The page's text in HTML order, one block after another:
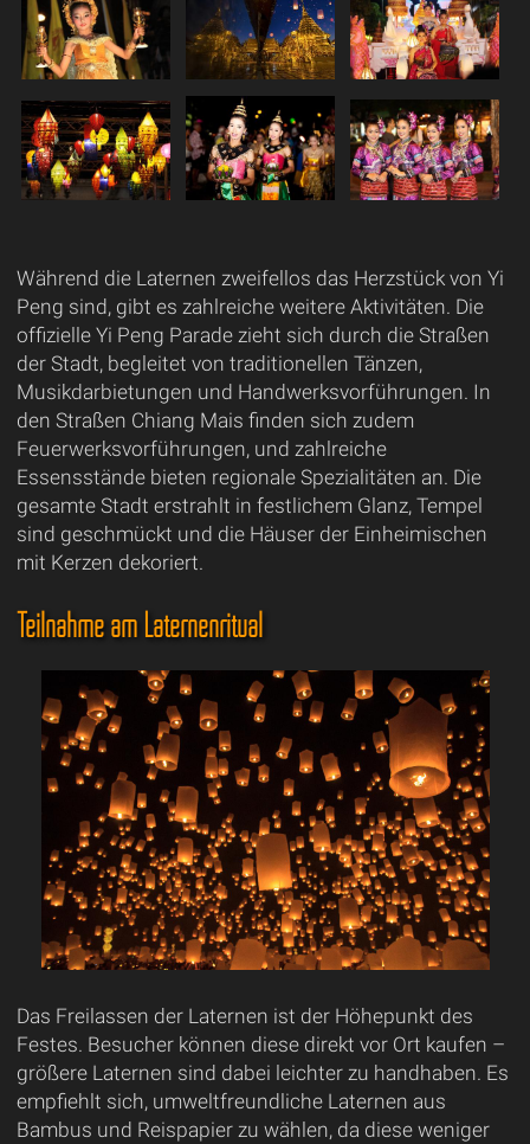
Während die Laternen zweifellos das Herzstück von Yi
Peng sind, gibt es zahlreiche weitere Aktivitäten. Die
offizielle Yi Peng Parade zieht sich durch die Straßen
der Stadt, begleitet von traditionellen Tänzen,
Musikdarbietungen und Handwerksvorführungen. In
den Straßen Chiang Mais finden sich zudem
Feuerwerksvorführungen, und zahlreiche
Essensstände bieten regionale Spezialitäten an. Die
gesamte Stadt erstrahlt in festlichem Glanz, Tempel
sind geschmückt und die Häuser der Einheimischen
mit Kerzen dekoriert.
Teilnahme am Laternenritual
Das Freilassen der Laternen ist der Höhepunkt des
Festes. Besucher können diese direkt vor Ort kaufen –
größere Laternen sind dabei leichter zu handhaben. Es
empfiehlt sich, umweltfreundliche Laternen aus
Bambus und Reispapier zu wählen, da diese weniger